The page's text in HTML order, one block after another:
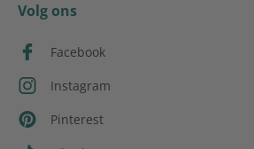
Volg ons
Facebook
Instagram
Pinterest